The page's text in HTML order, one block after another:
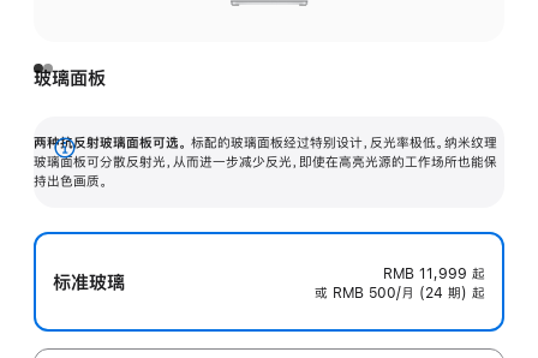
玻璃面板
两种抗反射玻璃面板可选。 标配的玻璃面板经过特别设计，反光率极低。纳米纹理
玻璃面板可分散反射光，从而进一步减少反光，即使在高亮光源的工作场所也能保
持出色画质。
展
开
标准玻璃 RMB 11,999 起
或 RMB 500/月 (24 期) 起